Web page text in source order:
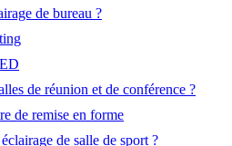
de bureau ?
de réunion et de conférence ?
de remise en forme
de salle de sport ?